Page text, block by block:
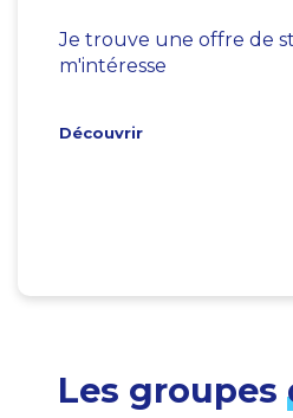
Je trouve une offre de
m'intéresse
Découvrir
Les groupes